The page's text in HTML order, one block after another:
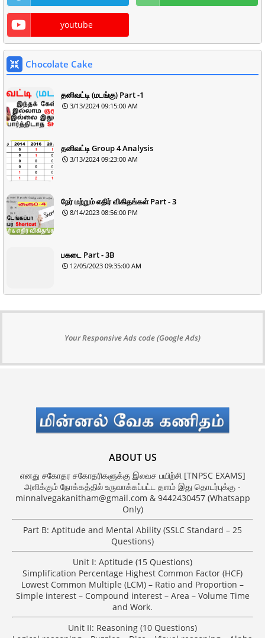
youtube
Chocolate Cake
தனிவட்டி (மடங்கு) Part -1
3/13/2024 09:15:00 AM
தனிவட்டி Group 4 Analysis
3/13/2024 09:23:00 AM
நேர் மற்றும் எதிர் விகிதங்கள் Part - 3
8/14/2023 08:56:00 PM
பகடை Part - 3B
12/05/2023 09:35:00 AM
Your Responsive Ads code (Google Ads)
ABOUT US
எனது சகோதர சகோதரிகளுக்கு இலவச பயிற்சி [TNPSC EXAMS]
அளிக்கும் நோக்கத்தில் உருவாக்கப்பட்ட தளம் இது தொடர்புக்கு -
minnalvegakanitham@gmail.com & 9442430457 (Whatsapp
Only)
Part B: Aptitude and Mental Ability (SSLC Standard – 25
Questions)
Unit I: Aptitude (15 Questions)
Simplification Percentage Highest Common Factor (HCF)
Lowest Common Multiple (LCM) – Ratio and Proportion –
Simple interest – Compound interest – Area – Volume Time
and Work.
Unit II: Reasoning (10 Questions)